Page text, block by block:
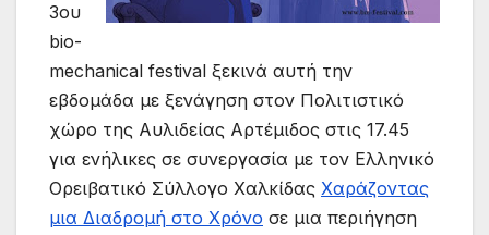
3ου
bio-
mechanical festival ξεκινά αυτή την
εβδομάδα με ξενάγηση στον Πολιτιστικό
χώρο της Αυλιδείας Αρτέμιδος στις 17.45
για ενήλικες σε συνεργασία με τον Ελληνικό
Ορειβατικό Σύλλογο Χαλκίδας Χαράζοντας
μια Διαδρομή στο Χρόνο σε μια περιήγηση